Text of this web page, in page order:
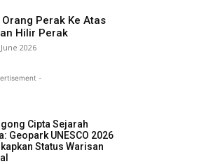
Perak Ke Atas
Hilir Perak
2026
-
Cipta Sejarah
Geopark UNESCO 2026
Status Warisan